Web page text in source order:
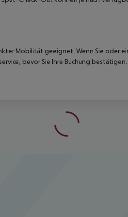
Mobilität geeignet. Wenn Sie oder
bevor Sie Ihre Buchung bestätigen.